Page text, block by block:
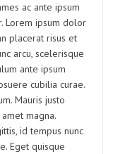
ac ante ipsum
Lorem ipsum dolor
placerat risus et
arcu, scelerisque
ante ipsum
cubilia curae.
Mauris justo
magna.
id tempus nunc
Eget quisque